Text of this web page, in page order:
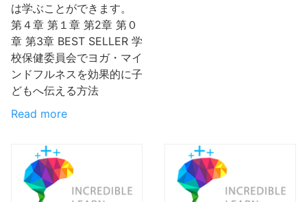
は学ぶことができます。
第４章 第１章 第2章 第０
章 第3章 BEST SELLER 学
校保健委員会でヨガ・マイ
ンドフルネスを効果的に子
どもへ伝える方法
Read more